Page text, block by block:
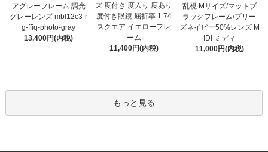
アグレーフレーム 調光
グレーレンズ mbl12c3-r
g-ffiq-photo-gray
13,400円(内税)
ズ 度付き 度入り 度あり
度付き眼鏡 屈折率 1.74
スクエア イエローフレ
ーム
11,400円(内税)
乱視 Mサイズ/マットブ
ラックフレーム/ブリー
ズネイビー50%レンズ M
IDI ミディ
11,000円(内税)
もっと見る